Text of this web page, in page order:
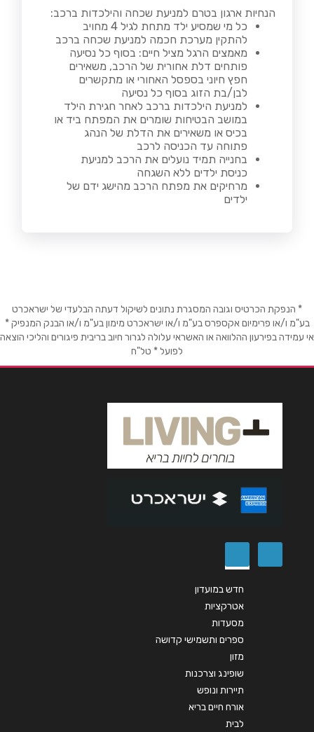
הנחיות ארגון בטרם למניעת שכחה והילכדות ברכב:
כל מי שמסיע ילד מתחת לגיל 4 מחויב
להתקין מערכת חכמה למניעת שכחה ברכב
מאמצים הרגל מציל חיים: בסוף כל נסיעה
פותחים דלת אחורית של הרכב, משאירים
חפץ חיוני בספסל האחורי או מתקשרים
לבן/בת הזוג בסוף כל נסיעה
למניעת הילכדות ברכב לאחר חגירת הילד
במושב הבטיחות שומרים את המפתח ביד או
בכיס או משאירים את הדלת של הנהג
פתוחה עד הכניסה לרכב
בחנייה תמיד נועלים את הרכב למניעת
כניסת ילדים ללא השגחה
מרחיקים את מפתח הרכב מהישג ידם של
ילדים
* הנפקת הכרטיס וגובה המסגרת נתונים לשיקול דעתה הבלעדי של ישראכרט
בע"מ ו/או פרימיום אקספרס בע"מ ו/או ישראכרט מימון בע"מ ו/או הבנק המנפיק *
אי עמידה בפירעון ההלוואה או האשראי עלולה לגרור חיוב בריבית פיגורים והליכי הוצאה
לפועל * טל"ח
חדש במועדון
אטרקציות
מסעדות
ספרים ותשמישי קדושה
מזון
שופינג וצרכנות
תיירות ונופש
אורח חיים בריא
לבית